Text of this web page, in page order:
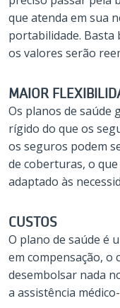
que atenda em sua
portabilidade. Basta
os valores serão
MAIOR
Os planos de saúde
rígido do que os
os seguros podem
de coberturas, o
adaptado às
CUSTOS
O plano de saúde é
em compensação, o
desembolsar nada
a assistência